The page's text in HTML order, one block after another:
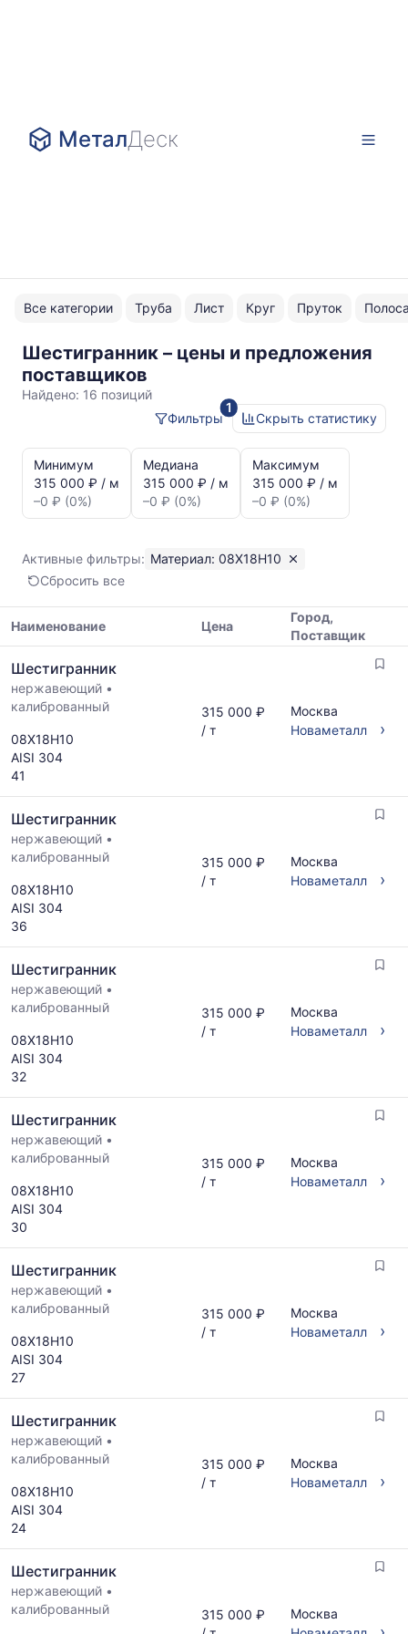
МеталДеск
Все категории Труба Лист Круг Пруток
Шестигранник – цены и предложения
поставщиков
Найдено: 16 позиций
1
Фильтры
Скрыть статистику
динамика
цен:
Шестигранник
Показаны
минимальная,
медианная
и
максимальная
по
данным
прайс-
листов
поставщиков
за
последний
рассчитывается
по
актуальным
и
обновляется
по
мере
обновления
прайс-
листов.
Минимум
315 000 ₽ / м
–0 ₽ (0%)
Медиана
315 000 ₽ / м
–0 ₽ (0%)
Максимум
315 000 ₽ / м
–0 ₽ (0%)
Активные фильтры: Материал: 08Х18Н10
Сбросить все
цен
на
металлопрокат
указанием
ГОСТ,
размеров
и
поставщиков
по
запросу
Наименование Цена
Город,
Поставщик
Шестигранник
нержавеющий •
калиброванный
08Х18Н10
AISI 304
41
315 000 ₽
/ т
Москва
Новаметалл
›
Шестигранник
нержавеющий •
калиброванный
08Х18Н10
AISI 304
36
315 000 ₽
/ т
Москва
Новаметалл
›
Шестигранник
нержавеющий •
калиброванный
08Х18Н10
AISI 304
32
315 000 ₽
/ т
Москва
Новаметалл
›
Шестигранник
нержавеющий •
калиброванный
08Х18Н10
AISI 304
30
315 000 ₽
/ т
Москва
Новаметалл
›
Шестигранник
нержавеющий •
калиброванный
08Х18Н10
AISI 304
27
315 000 ₽
/ т
Москва
Новаметалл
›
Шестигранник
нержавеющий •
калиброванный
08Х18Н10
AISI 304
24
315 000 ₽
/ т
Москва
Новаметалл
›
Шестигранник
нержавеющий •
калиброванный
315 000 ₽
Москва